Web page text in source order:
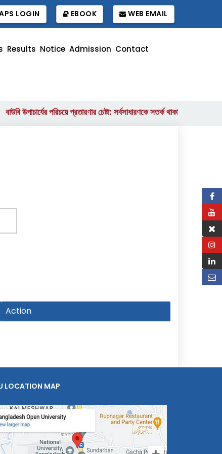
LOGIN EBOOK WEB EMAIL
Results Notice Admission Contact
বাউবি উপাচার্যের পরিচয়ে প্রতারণার চেষ্টা: সর্বসাধারণকে সতর্ক থাকার আহ্বান
Action
LOCATION MAP